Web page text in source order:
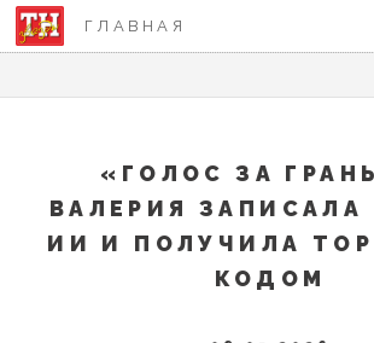
ГЛАВНАЯ
«ГОЛОС ЗА
ВАЛЕРИЯ ЗАПИСАЛА
ИИ И ПОЛУЧИЛА
КОДОМ